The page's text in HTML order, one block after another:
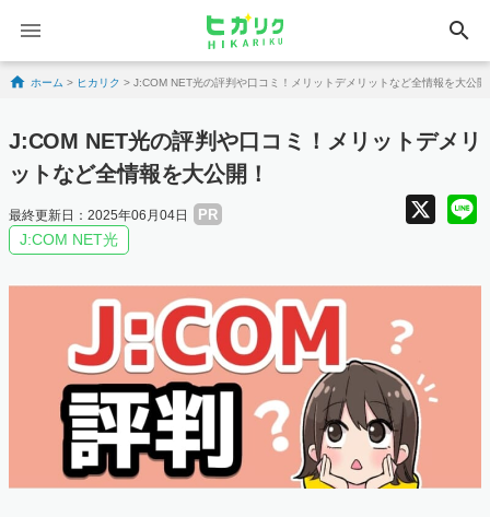
search
Skip to content
ホーム > ヒカリク > J:COM NET光の評判や口コミ！メリットデメリットなど全情報を大公開
J:COM NET光の評判や口コミ！メリットデメリ
ットなど全情報を大公開！
最終更新日：2025年06月04日 PR X
J:COM NET光